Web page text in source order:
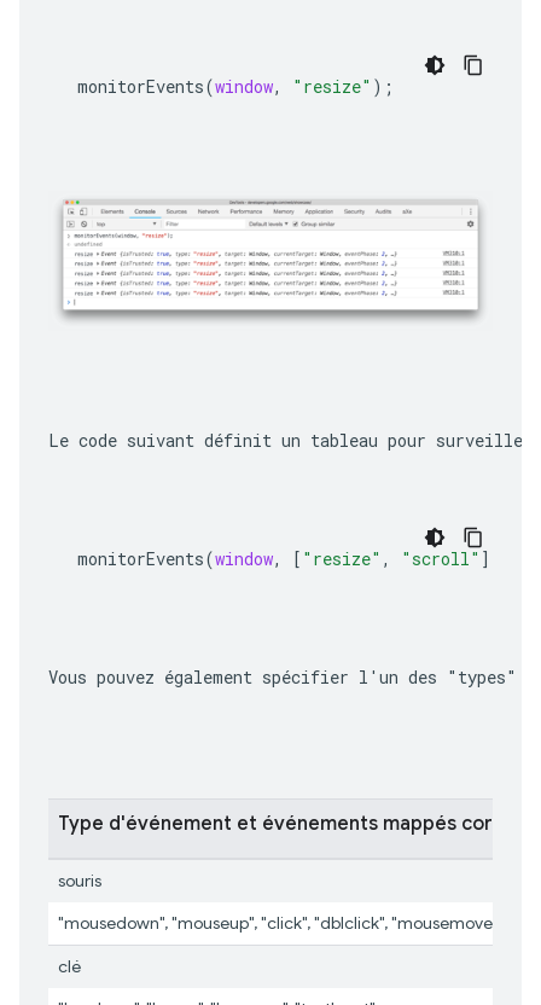
monitorEvents(window, "resize" );
Le code suivant définit un tableau pour
monitorEvents(window, [ "resize" , "scroll" ])
Vous pouvez également spécifier l'un des "types"
Type d'événement et événements mappés
souris
"mousedown", "mouseup", "click", "dblclick", "mousemove",
clé